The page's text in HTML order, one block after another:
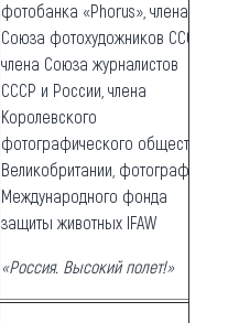
фотобанка «Phorus», члена
Союза фотохудожников СССР,
члена Союза журналистов
СССР и России, члена
Королевского
фотографического общества
Великобритании, фотографа
Международного фонда
защиты животных IFAW
«Россия. Высокий полет!»